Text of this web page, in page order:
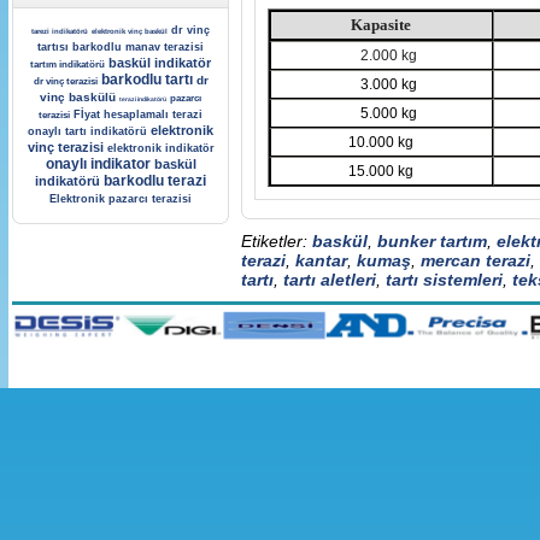
tarezi indikatörü elektronik vinç baskül dr vinç
tartısı barkodlu manav terazisi
tartım indikatörü baskül indikatör
dr vinç terazisi barkodlu tartı dr
vinç baskülü terazi indikatörü pazarcı
terazisi Fİyat hesaplamalı terazi
onaylı tartı indikatörü elektronik
vinç terazisi elektronik indikatör
onaylı indikator baskül
indikatörü barkodlu terazi
Elektronik pazarcı terazisi
Kapasite
2.000 kg
3.000 kg
5.000 kg
10.000 kg
15.000 kg
Etiketler: baskül bunker tartım
terazi kantar, kumaş mercan terazi
tartı tartı aletleri tartı sistemleri